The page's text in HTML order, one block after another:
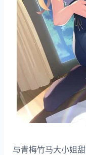
与青梅竹马大小姐